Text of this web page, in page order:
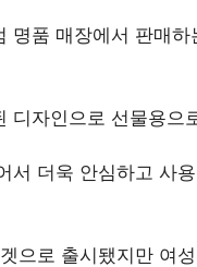
명품 매장에서 판매
디자인으로 선물용으
서 더욱 안심하고 사
으로 출시됐지만 여